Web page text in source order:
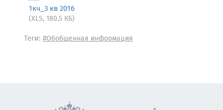
1кч_3 кв 2016
(XLS, 180.5 КБ)
Теги: #Обобщенная информация